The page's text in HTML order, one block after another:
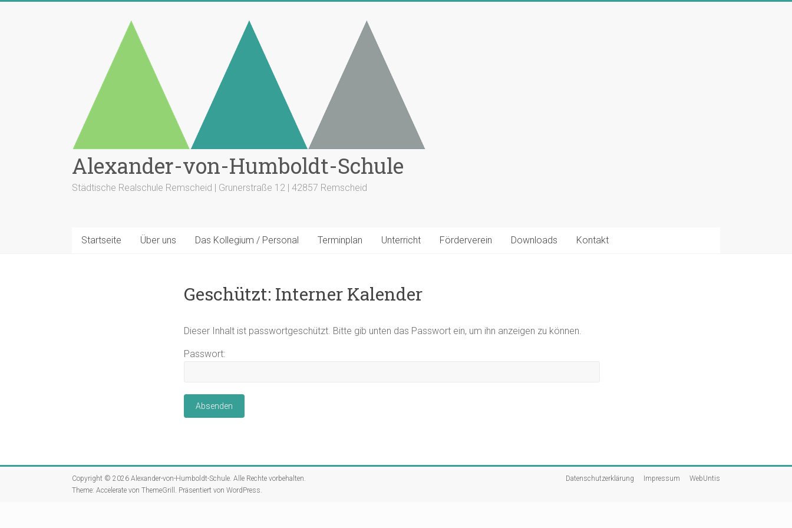
Alexander-von-Humboldt-Schule
Städtische Realschule Remscheid | Grunerstraße 12 | 42857 Remscheid
Startseite Über uns Das Kollegium / Personal Terminplan Unterricht Förderverein Downloads Kontakt
Geschützt: Interner Kalender
Dieser Inhalt ist passwortgeschützt. Bitte gib unten das Passwort ein, um ihn anzeigen zu können.
Passwort:
Copyright © 2026 Alexander-von-Humboldt-Schule. Alle Rechte vorbehalten.
Theme: Accelerate von ThemeGrill. Präsentiert von WordPress.
Datenschutzerklärung Impressum WebUntis